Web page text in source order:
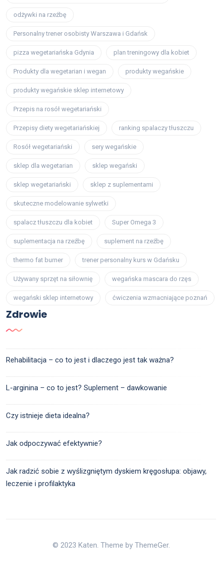
odżywki na rzeźbę
Personalny trener osobisty Warszawa i Gdańsk
pizza wegetariańska Gdynia plan treningowy dla kobiet
Produkty dla wegetarian i wegan produkty wegańskie
produkty wegańskie sklep internetowy
Przepis na rosół wegetariański
Przepisy diety wegetariańskiej ranking spalaczy tłuszczu
Rosół wegetariański sery wegańskie
sklep dla wegetarian sklep wegański
sklep wegetariański sklep z suplementami
skuteczne modelowanie sylwetki
spalacz tłuszczu dla kobiet Super Omega 3
suplementacja na rzeźbę suplement na rzeźbę
thermo fat burner trener personalny kurs w Gdańsku
Używany sprzęt na siłownię wegańska mascara do rzęs
wegański sklep internetowy ćwiczenia wzmacniające poznań
Zdrowie
Rehabilitacja – co to jest i dlaczego jest tak ważna?
L-arginina – co to jest? Suplement – dawkowanie
Czy istnieje dieta idealna?
Jak odpoczywać efektywnie?
Jak radzić sobie z wyślizgniętym dyskiem kręgosłupa: objawy,
leczenie i profilaktyka
© 2023 Katen. Theme by ThemeGer.